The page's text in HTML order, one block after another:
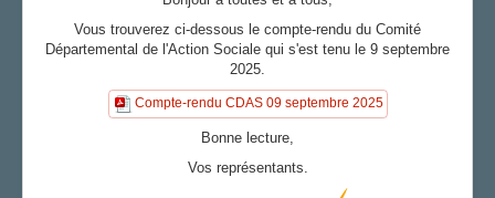
Vous trouverez ci-dessous le compte-rendu du Comité
Départemental de l'Action Sociale qui s'est tenu le 9 septembre
2025.
Compte-rendu CDAS 09 septembre 2025
Bonne lecture,
Vos représentants.